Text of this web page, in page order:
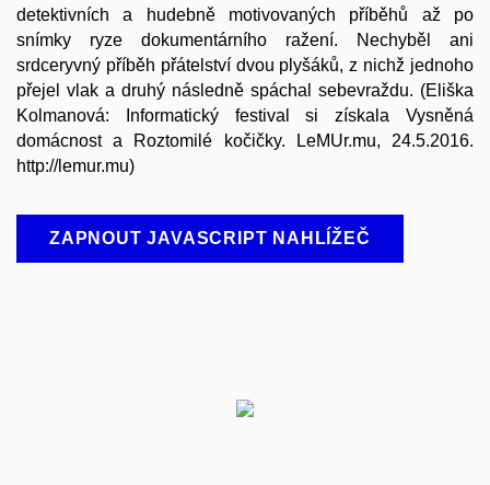
detektivních a hudebně motivovaných příběhů až po
snímky ryze dokumentárního ražení. Nechyběl ani
srdceryvný příběh přátelství dvou plyšáků, z nichž jednoho
přejel vlak a druhý následně spáchal sebevraždu. (Eliška
Kolmanová: Informatický festival si získala Vysněná
domácnost a Roztomilé kočičky. LeMUr.mu, 24.5.2016.
http://lemur.mu)
ZAPNOUT JAVASCRIPT NAHLÍŽEČ